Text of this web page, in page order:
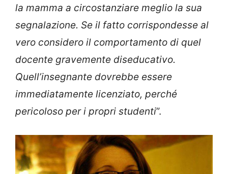
la mamma a circostanziare meglio la sua
segnalazione. Se il fatto corrispondesse al
vero considero il comportamento di quel
docente gravemente diseducativo.
Quell’insegnante dovrebbe essere
immediatamente licenziato, perché
pericoloso per i propri studenti”.